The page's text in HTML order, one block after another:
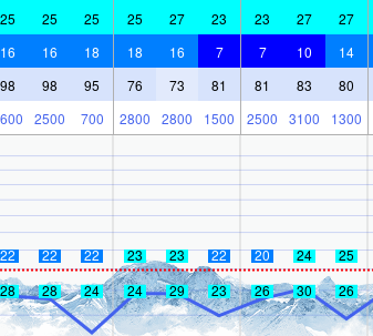
25 25 25 25 27 23 23 27 27
16 16 18 18 16 7 7 10 14
98 98 95 76 73 81 81 83 80
2500 700 2800 2800 1500 2500 3100 1300
22 22 22 23 23 22 20 24 25
28
28 24 24 29 23 26 30 26